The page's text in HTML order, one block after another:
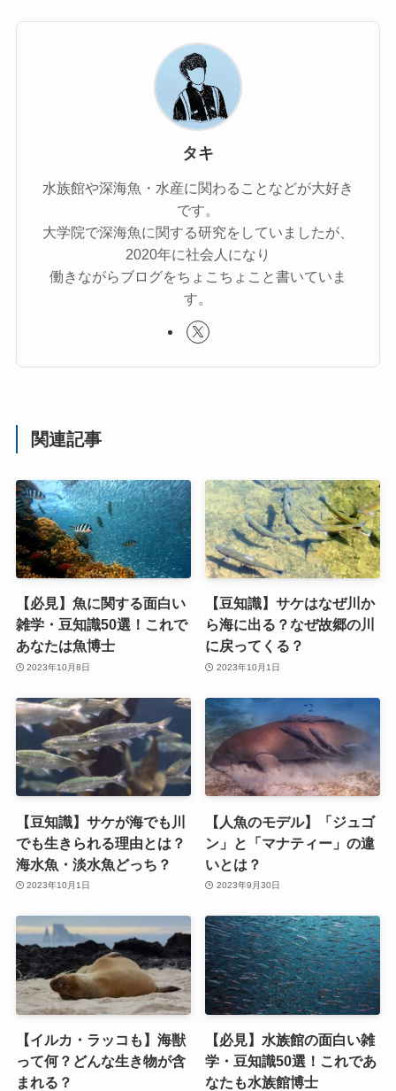
タキ
水族館や深海魚・水産に関わることなどが大好き
です。
大学院で深海魚に関する研究をしていましたが、
2020年に社会人になり
働きながらブログをちょこちょこと書いていま
す。
関連記事
【必見】魚に関する面白い
雑学・豆知識50選！これで
あなたは魚博士
2023年10月8日
【豆知識】サケはなぜ川か
ら海に出る？なぜ故郷の川
に戻ってくる？
2023年10月1日
【豆知識】サケが海でも川
でも生きられる理由とは？
海水魚・淡水魚どっち？
2023年10月1日
【人魚のモデル】「ジュゴ
ン」と「マナティー」の違
いとは？
2023年9月30日
【イルカ・ラッコも】海獣
って何？どんな生き物が含
まれる？
【必見】水族館の面白い雑
学・豆知識50選！これであ
なたも水族館博士